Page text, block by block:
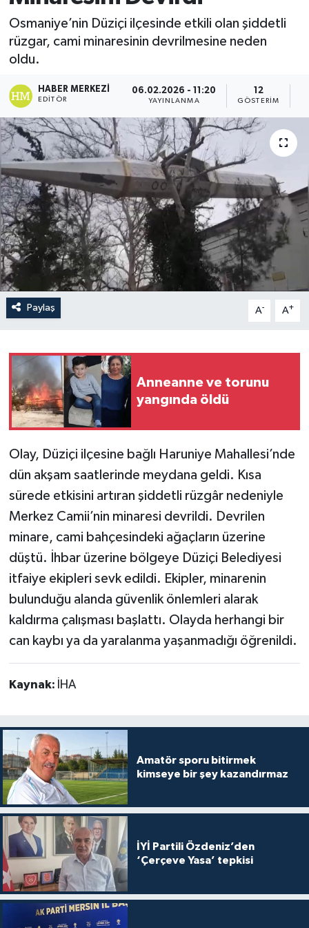
Osmaniye’nin Düziçi ilçesinde etkili olan şiddetli
rüzgar, cami minaresinin devrilmesine neden
oldu.
HABER MERKEZI
EDITÖR
06.02.2026 - 11:20
YAYINLANMA
12
GÖSTERIM
Paylaş A- A+
Anneanne ve torunu
yangında öldü
Olay, Düziçi ilçesine bağlı Haruniye Mahallesi’nde
dün akşam saatlerinde meydana geldi. Kısa
sürede etkisini artıran şiddetli rüzgâr nedeniyle
Merkez Camii’nin minaresi devrildi. Devrilen
minare, cami bahçesindeki ağaçların üzerine
düştü. İhbar üzerine bölgeye Düziçi Belediyesi
itfaiye ekipleri sevk edildi. Ekipler, minarenin
bulunduğu alanda güvenlik önlemleri alarak
kaldırma çalışması başlattı. Olayda herhangi bir
can kaybı ya da yaralanma yaşanmadığı öğrenildi.
Kaynak: İHA
Amatör sporu bitirmek
kimseye bir şey kazandırmaz
İYİ Partili Özdeniz’den
‘Çerçeve Yasa’ tepkisi